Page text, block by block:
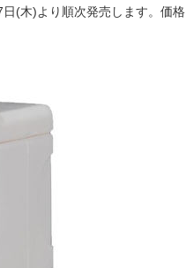
(木)より順次発売します。価格